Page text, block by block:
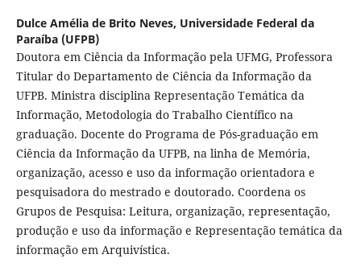
Dulce Amélia de Brito Neves, Universidade Federal da
Paraíba (UFPB)
Doutora em Ciência da Informação pela UFMG, Professora
Titular do Departamento de Ciência da Informação da
UFPB. Ministra disciplina Representação Temática da
Informação, Metodologia do Trabalho Científico na
graduação. Docente do Programa de Pós-graduação em
Ciência da Informação da UFPB, na linha de Memória,
organização, acesso e uso da informação orientadora e
pesquisadora do mestrado e doutorado. Coordena os
Grupos de Pesquisa: Leitura, organização, representação,
produção e uso da informação e Representação temática da
informação em Arquivística.